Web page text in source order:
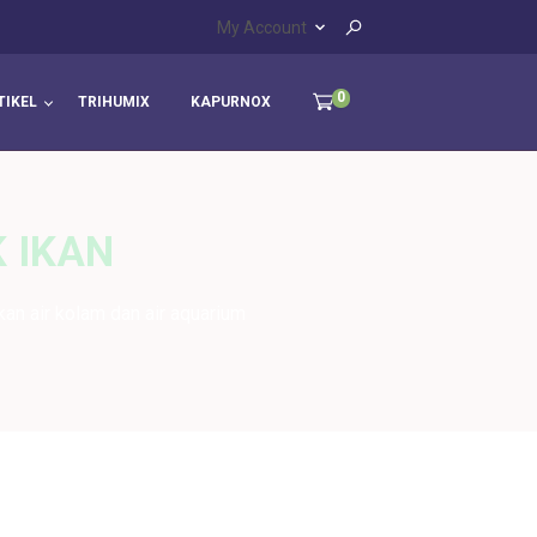
My Account
TRIHUMIX KAPURNOX 0
IKAN